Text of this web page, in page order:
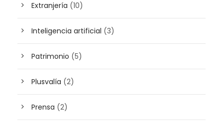
Extranjería (10)
Inteligencia artificial (3)
Patrimonio (5)
Plusvalía (2)
Prensa (2)